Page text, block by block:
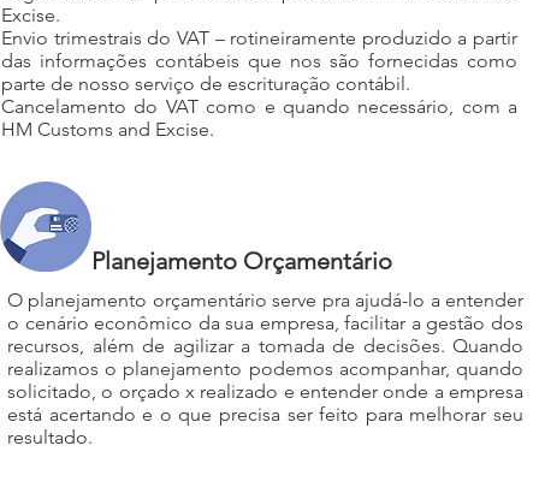
Excise.
Envio trimestrais do VAT – rotineiramente produzido a partir
das informações contábeis que nos são fornecidas como
parte de nosso serviço de escrituração contábil.
Cancelamento do VAT como e quando necessário, com a
HM Customs and Excise.
Planejamento Orçamentário
O planejamento orçamentário serve pra ajudá-lo a entender
o cenário econômico da sua empresa, facilitar a gestão dos
recursos, além de agilizar a tomada de decisões. Quando
realizamos o planejamento podemos acompanhar, quando
solicitado, o orçado x realizado e entender onde a empresa
está acertando e o que precisa ser feito para melhorar seu
resultado.